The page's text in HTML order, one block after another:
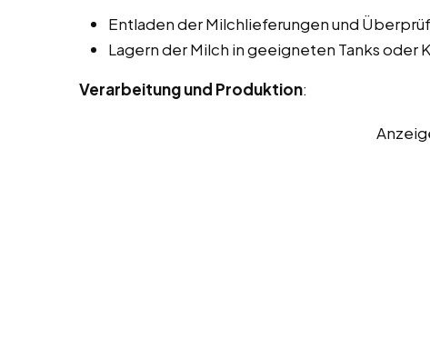
Entladen der Milchlieferungen und
Lagern der Milch in geeigneten Tanks oder
Verarbeitung und Produktion: